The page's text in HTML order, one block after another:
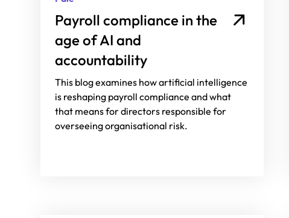
Payroll compliance in the
age of AI and
accountability
This blog examines how artificial intelligence
is reshaping payroll compliance and what
that means for directors responsible for
overseeing organisational risk.